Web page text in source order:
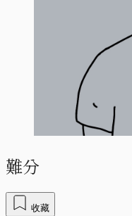
難分
收藏